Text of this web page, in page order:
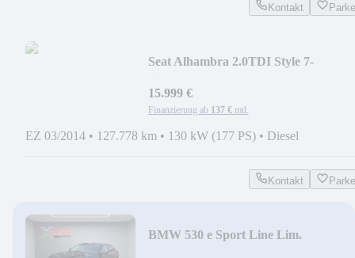
Kontakt
Seat Alhambra 2.0TDI Style 7-
15.999 €
Finanzierung ab 137 € mtl.
EZ 03/2014 • 127.778 km • 130 kW (177 PS) • Diesel
Kontakt
BMW 530 e Sport Line Lim.